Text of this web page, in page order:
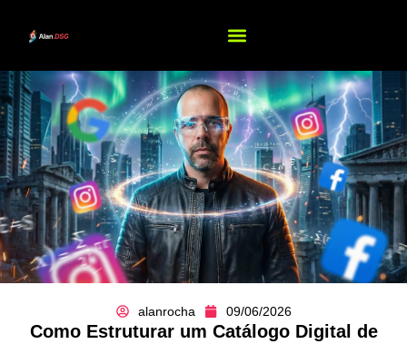
Como Estruturar um Catálogo Digital de
alanrocha 09/06/2026